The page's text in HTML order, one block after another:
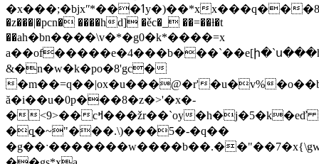
�x���;�bjxʺ*���ߗy�)��*xx���q���8����2km���vmdi�ܟ� }
�z���|�pcn� ����hd] �ěc�_ ��=��ƚ�t
��aһ�bn����\v�*�g0�k*����=x
&�n�w�k�po�8'gc�
�m��=q��|ox�u���@�r'�u�v%
ă�i��u�0p���8�z�>'�x�-
�<9>��cߞ���žr��`oy�h�j�5�k�eď
�q͓�~"���.\)���5�-�q��